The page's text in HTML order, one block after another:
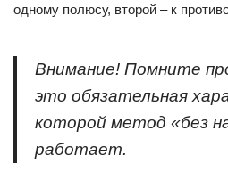
одному полюсу, второй – к
Внимание! Помните
это обязательная
которой метод «без
работает.